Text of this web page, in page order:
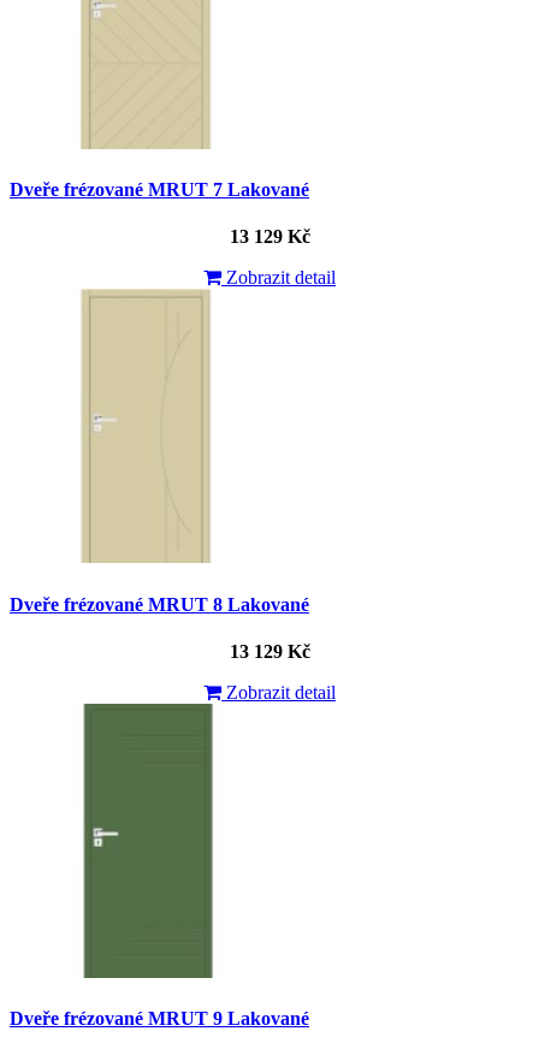
Dveře frézované MRUT 7 Lakované
13 129 Kč
Zobrazit detail
Dveře frézované MRUT 8 Lakované
13 129 Kč
Zobrazit detail
Dveře frézované MRUT 9 Lakované